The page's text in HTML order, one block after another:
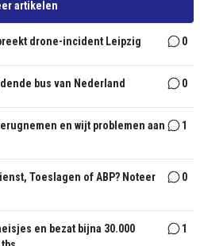
artikelen
drone-incident Leipzig 0
bus van Nederland 0
en wijt problemen aan
1
Toeslagen of ABP? Noteer
0
en bezat bijna 30.000
1